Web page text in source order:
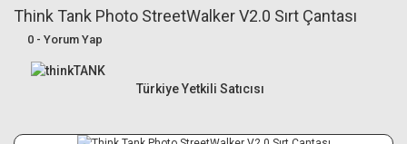
Canon R6 Mark IIIBundle Setler
Alışverişe
Think Tank Photo StreetWalker V2.0 Sırt Çantası
0 - Yorum Yap
Türkiye Yetkili Satıcısı